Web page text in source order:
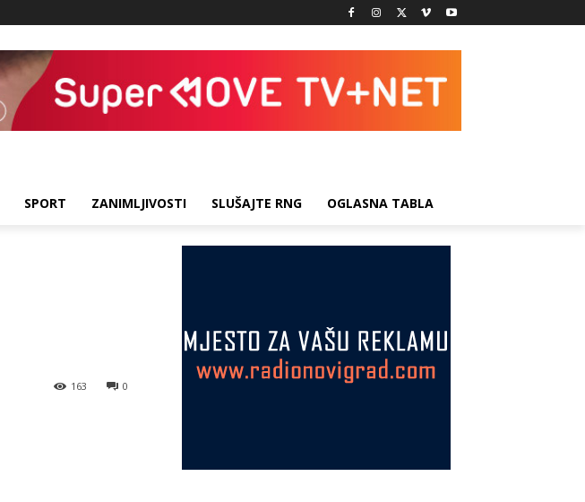
SPORT ZANIMLJIVOSTI SLUŠAJTE RNG OGLASNA TABLA
0
163